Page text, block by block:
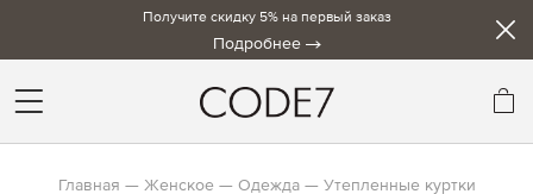
Получите скидку 5% на первый заказ
Подробнее
Главная Женское Одежда Утепленные куртки